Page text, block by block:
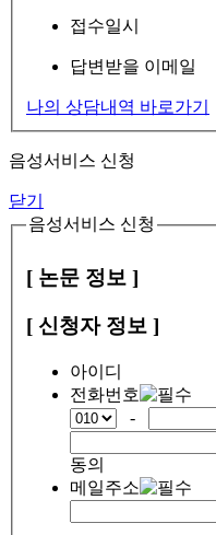
접수일시
답변받을 이메일
나의 상담내역 바로가기
음성서비스 신청
닫기
음성서비스 신청
[ 논문 정보 ]
[ 신청자 정보 ]
아이디
전화번호
-
동의
메일주소